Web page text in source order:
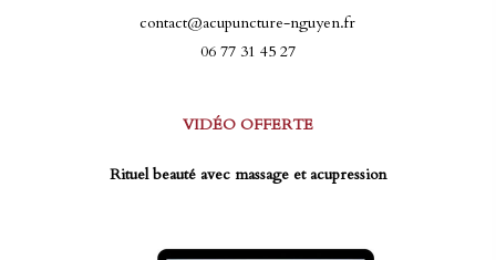
contact@acupuncture-nguyen.fr
06 77 31 45 27
VIDÉO OFFERTE
Rituel beauté avec massage et acupression